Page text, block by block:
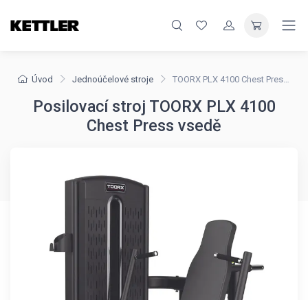
Úvod Jednoúčelové stroje TOORX PLX 4100 Chest Press vsedě
Posilovací stroj TOORX PLX 4100
Chest Press vsedě